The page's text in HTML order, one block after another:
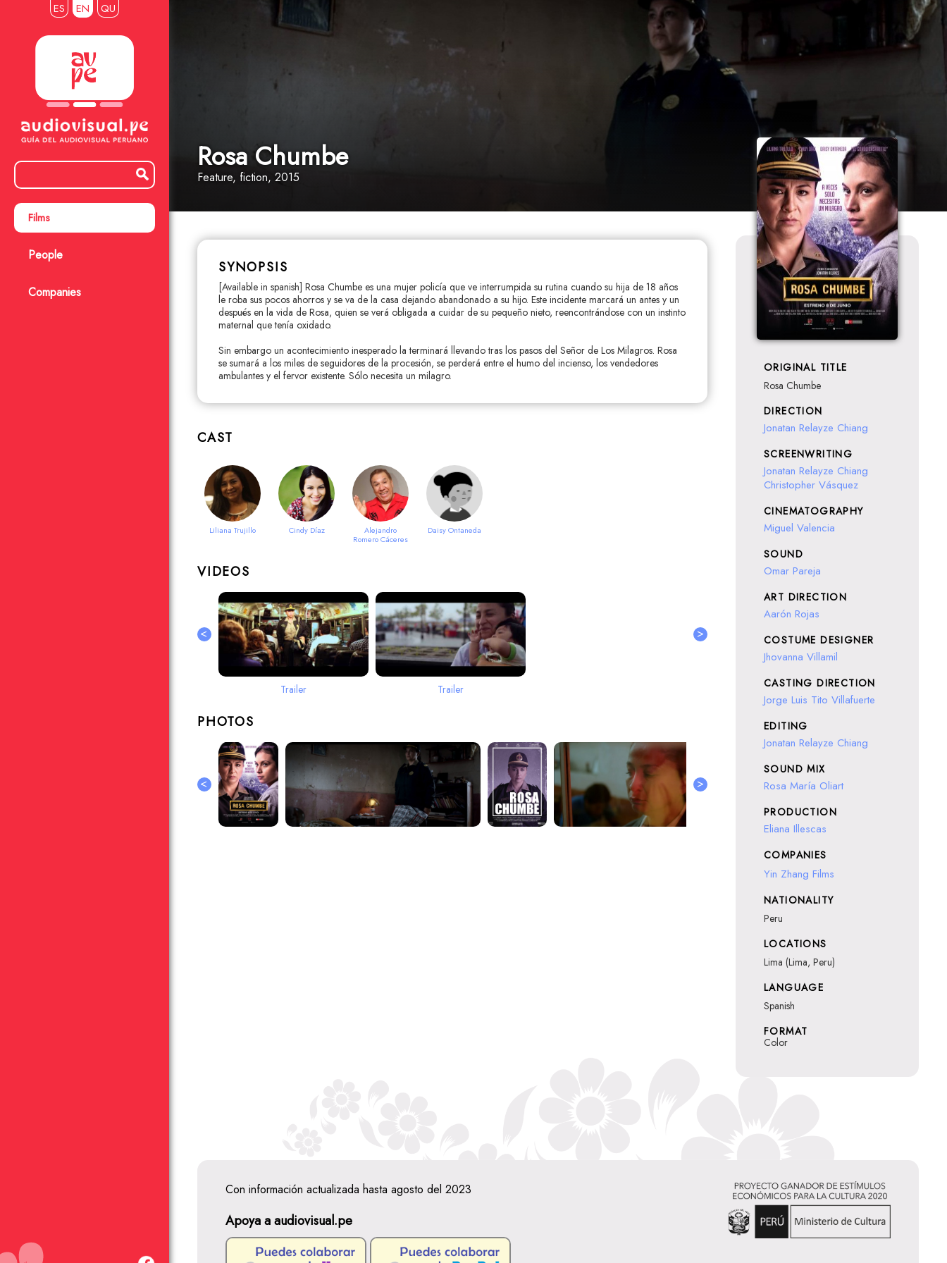
ES EN QU
Films
People
Companies
Rosa Chumbe
Feature, fiction, 2015
SYNOPSIS
[Available in spanish] Rosa Chumbe es una mujer policía que ve interrumpida su rutina cuando su hija de 18 años
le roba sus pocos ahorros y se va de la casa dejando abandonado a su hijo. Este incidente marcará un antes y un
después en la vida de Rosa, quien se verá obligada a cuidar de su pequeño nieto, reencontrándose con un instinto
maternal que tenía oxidado.
Sin embargo un acontecimiento inesperado la terminará llevando tras los pasos del Señor de Los Milagros. Rosa
se sumará a los miles de seguidores de la procesión, se perderá entre el humo del incienso, los vendedores
ambulantes y el fervor existente. Sólo necesita un milagro.
CAST
Liliana Trujillo Cindy Díaz
Alejandro
Romero Cáceres
Daisy Ontaneda
VIDEOS
<
Trailer Trailer
>
PHOTOS
< >
ORIGINAL TITLE
Rosa Chumbe
DIRECTION
Jonatan Relayze Chiang
SCREENWRITING
Jonatan Relayze Chiang
Christopher Vásquez
CINEMATOGRAPHY
Miguel Valencia
SOUND
Omar Pareja
ART DIRECTION
Aarón Rojas
COSTUME DESIGNER
Jhovanna Villamil
CASTING DIRECTION
Jorge Luis Tito Villafuerte
EDITING
Jonatan Relayze Chiang
SOUND MIX
Rosa María Oliart
PRODUCTION
Eliana Illescas
COMPANIES
Yin Zhang Films
NATIONALITY
Peru
LOCATIONS
Lima (Lima, Peru)
LANGUAGE
Spanish
FORMAT
Color
Con información actualizada hasta agosto del 2023
Apoya a audiovisual.pe